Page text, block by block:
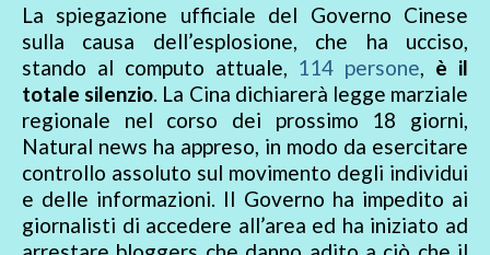
La spiegazione ufficiale del Governo Cinese
sulla causa dell’esplosione, che ha ucciso,
stando al computo attuale, 114 persone, è il
totale silenzio. La Cina dichiarerà legge marziale
regionale nel corso dei prossimo 18 giorni,
Natural news ha appreso, in modo da esercitare
controllo assoluto sul movimento degli individui
e delle informazioni. Il Governo ha impedito ai
giornalisti di accedere all’area ed ha iniziato ad